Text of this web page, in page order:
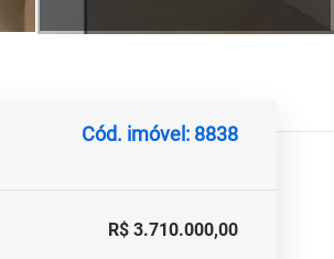
Cód. imóvel: 8838
R$ 3.710.000,00